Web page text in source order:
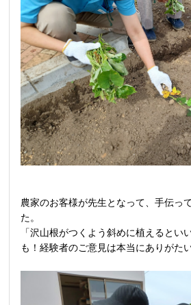
農家のお客様が先生となって、手伝っ
た。
「沢山根がつくよう斜めに植えるとい
も！経験者のご意見は本当にありがた